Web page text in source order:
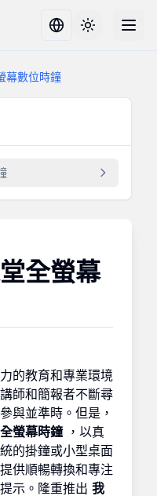
Toggle
幕數位時鐘
全螢幕
的教育和專業環境
師和簡報者不斷尋
與並準時。但是，
螢幕時鐘，以真
的掛鐘或小型桌面
供順暢轉換和專注
示。隆重推出 我